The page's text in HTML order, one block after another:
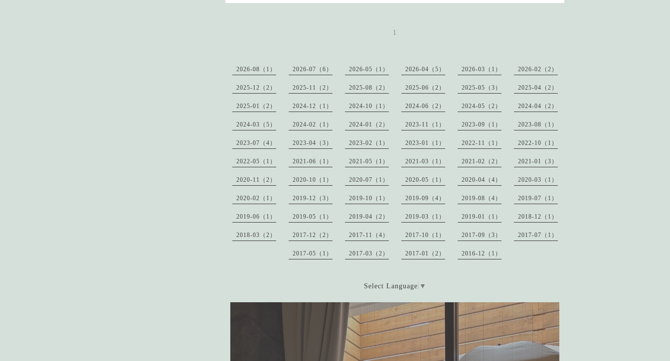
1
2026-08（1） 2026-07（6） 2026-05（1） 2026-04（5） 2026-03（1） 2026-02（2）
2025-12（2） 2025-11（2） 2025-08（2） 2025-06（2） 2025-05（3） 2025-04（2）
2025-01（2） 2024-12（1） 2024-10（1） 2024-06（2） 2024-05（2） 2024-04（2）
2024-03（5） 2024-02（1） 2024-01（2） 2023-11（1） 2023-09（1） 2023-08（1）
2023-07（4） 2023-04（3） 2023-02（1） 2023-01（1） 2022-11（1） 2022-10（1）
2022-05（1） 2021-06（1） 2021-05（1） 2021-03（1） 2021-02（2） 2021-01（3）
2020-11（2） 2020-10（1） 2020-07（1） 2020-05（1） 2020-04（4） 2020-03（1）
2020-02（1） 2019-12（3） 2019-10（1） 2019-09（4） 2019-08（4） 2019-07（1）
2019-06（1） 2019-05（1） 2019-04（2） 2019-03（1） 2019-01（1） 2018-12（1）
2018-03（2） 2017-12（2） 2017-11（4） 2017-10（1） 2017-09（3） 2017-07（1）
2017-05（1） 2017-03（2） 2017-01（2） 2016-12（1）
Select Language ▼